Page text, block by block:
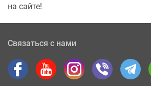
на сайте!
Связаться с нами